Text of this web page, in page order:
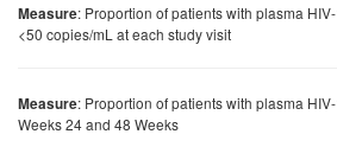
Measure: Proportion of patients with plasma
<50 copies/mL at each study visit
Measure: Proportion of patients with plasma
Weeks 24 and 48 Weeks